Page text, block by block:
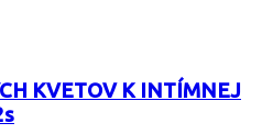
KVETOV K INTÍMNEJ